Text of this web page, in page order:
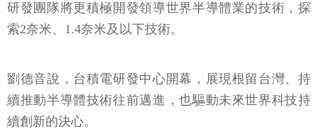
研發團隊將更積極開發領導世界半導體業的技術，探
索2奈米、1.4奈米及以下技術。
劉德音說，台積電研發中心開幕，展現根留台灣、持
續推動半導體技術往前邁進，也驅動未來世界科技持
續創新的決心。